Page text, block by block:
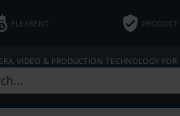
FLEXRENT
VIDEO & PRODUCTION TECHNOLOGY FOR